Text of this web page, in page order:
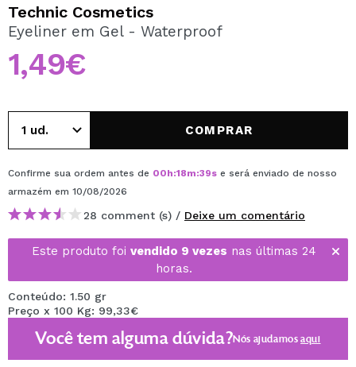
Ao criar uma conta no Maquibeauty.pt pode fazer as suas
compras rapidamente, verificar o estado das suas
encomendas e consultar as suas operações anteriores.
CRIAR CONTA
Technic Cosmetics
Eyeliner em Gel - Waterproof
1,49€
COMPRAR
Confirme sua ordem antes de 00h:18m:39s e será enviado de nosso
armazém em 10/08/2026
28 comment (s) / Deixe um comentário
Este produto foi vendido 9 vezes nas últimas 24
horas.
Conteúdo: 1.50 gr
Preço x 100 Kg: 99,33€
Você tem alguma dúvida?Nós ajudamosaqui